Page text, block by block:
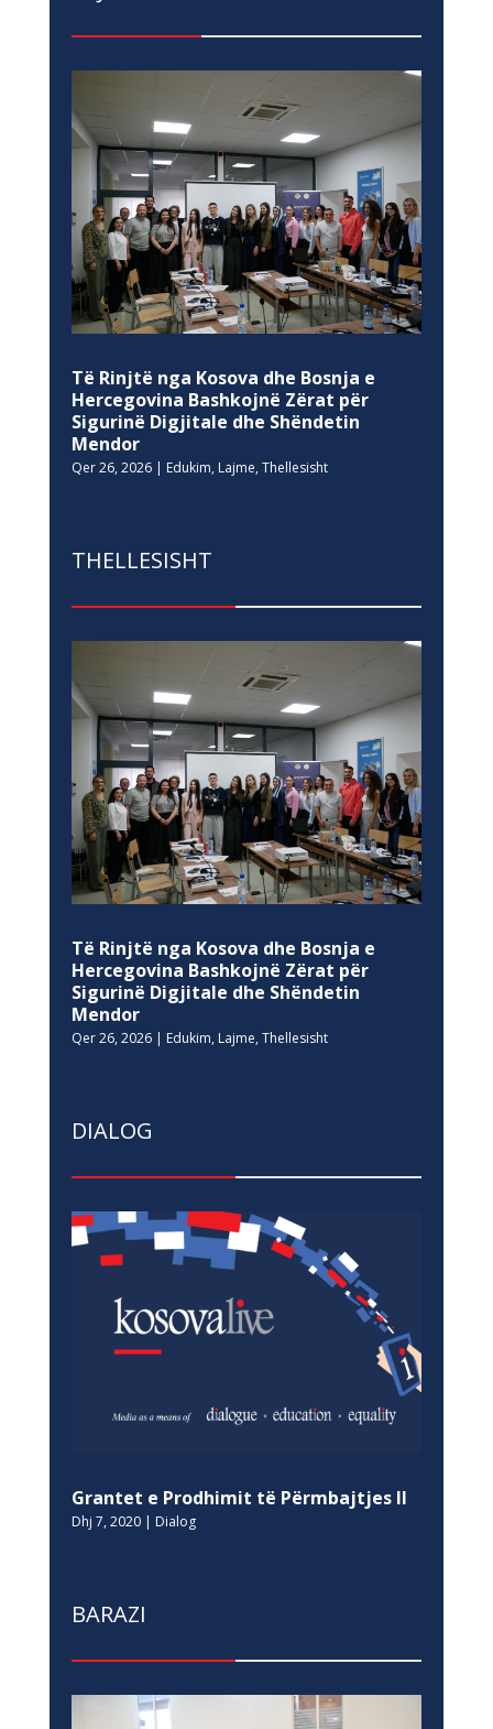
Të Rinjtë nga Kosova dhe Bosnja e
Hercegovina Bashkojnë Zërat për
Sigurinë Digjitale dhe Shëndetin
Mendor
Qer 26, 2026| Edukim, Lajme, Thellesisht
THELLESISHT
Të Rinjtë nga Kosova dhe Bosnja e
Hercegovina Bashkojnë Zërat për
Sigurinë Digjitale dhe Shëndetin
Mendor
Qer 26, 2026| Edukim, Lajme, Thellesisht
DIALOG
Grantet e Prodhimit të Përmbajtjes II
Dhj 7, 2020| Dialog
BARAZI